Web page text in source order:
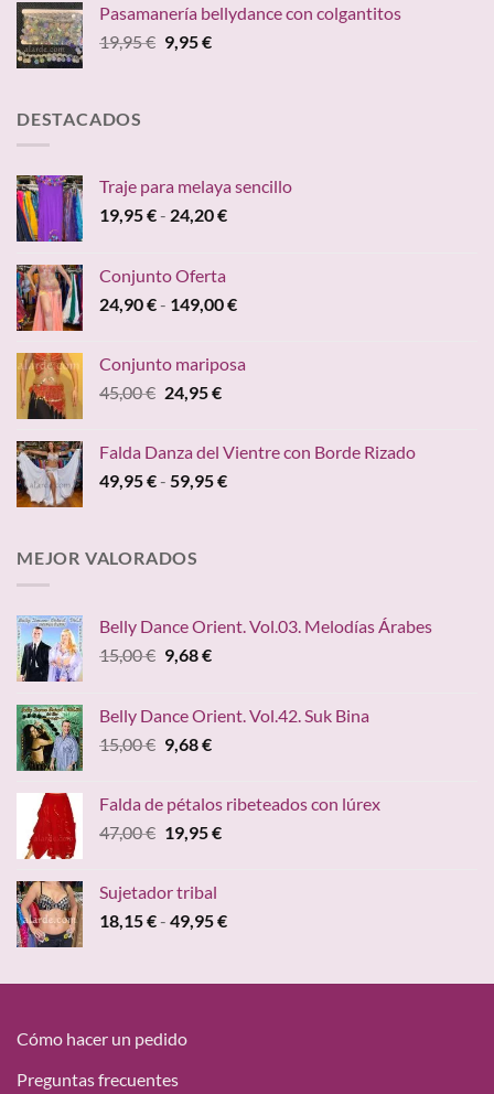
desde
Pasamanería bellydance con colgantitos
19,95€ El
9,95€El
DESTACADOS
Traje para melaya sencillo
19,95€- 24,20€Rango
19,95 €
Conjunto Oferta
24,90€- 149,00€Rango
desde
149,00 €
Conjunto mariposa
45,00€ El
era:
45,00 €.
24,95€El
es:
24,95 €.
Falda Danza del Vientre con Borde Rizado
49,95€- 59,95€Rango
59,95 €
MEJOR VALORADOS
Belly Dance Orient. Vol.03. Melodías Árabes
15,00€ El
era:
15,00 €.
9,68€El
es:
9,68 €.
Belly Dance Orient. Vol.42. Suk Bina
15,00€ El
era:
15,00 €.
9,68€El
es:
9,68 €.
Falda de pétalos ribeteados con lúrex
47,00€ El
era:
47,00 €.
19,95€El
19,95 €.
Sujetador tribal
18,15€- 49,95€Rango
desde
Cómo hacer un pedido
Preguntas frecuentes